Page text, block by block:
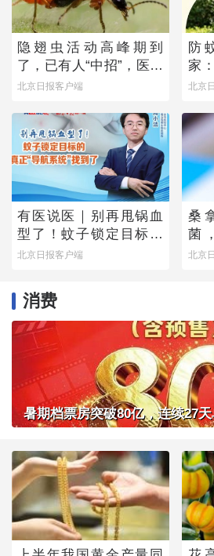
隐翅虫活动高峰期到
了，已有人“中招”，医生
提醒——
北京日报客户端
防
家
色
北京
有医说医｜别再甩锅血
型了！蚊子锁定目标的
真正“导航系统”找到了
北京日报客户端
桑
菌
除“
北京
消费
暑期档票房突破80亿，连续27